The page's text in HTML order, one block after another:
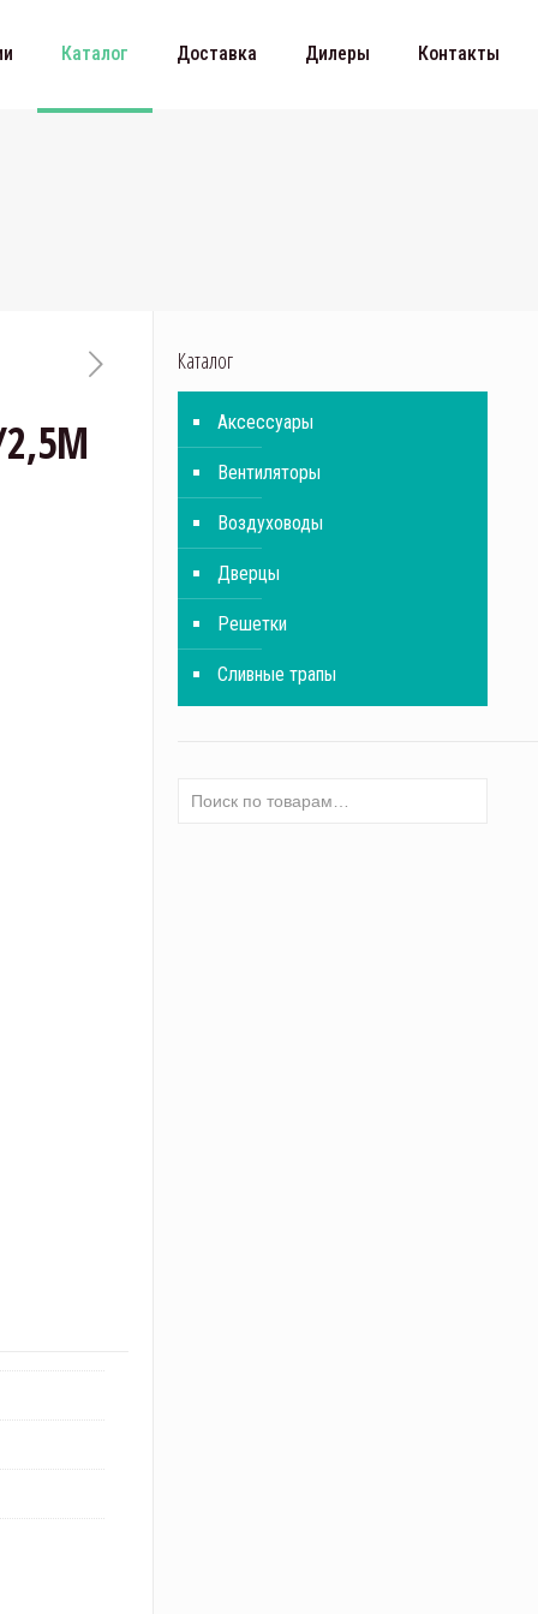
Каталог Доставка Дилеры Контакты
Каталог
Аксессуары
Вентиляторы
Воздуховоды
Дверцы
Решетки
Сливные трапы